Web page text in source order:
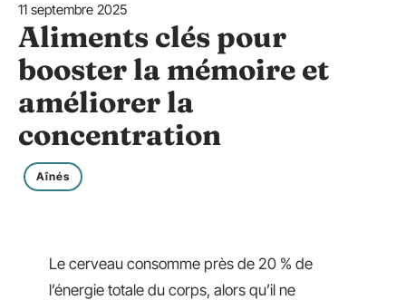
11 septembre 2025
Aliments clés pour
booster la mémoire et
améliorer la
concentration
Aînés
Le cerveau consomme près de 20 % de
l’énergie totale du corps, alors qu’il ne